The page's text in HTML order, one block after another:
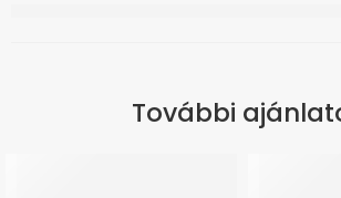
További